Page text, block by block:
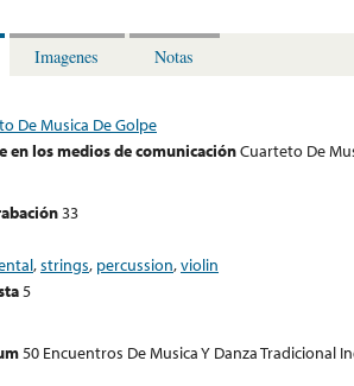
Imagenes Notas
De Musica De Golpe
en los medios de comunicaciónCuarteto De
33
,strings, percussion,violin
5
50 Encuentros De Musica Y Danza Tradicional